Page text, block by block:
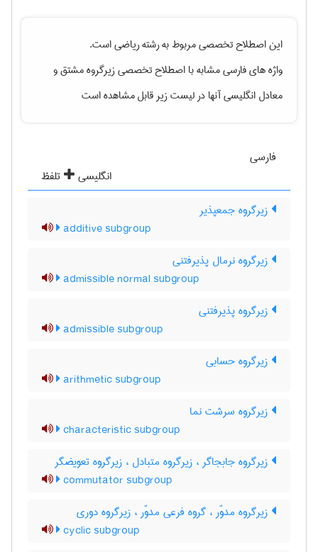
این اصطلاح تخصصی مربوط به رشتهرياضیاست.
واژه های فارسی مشابه با اصطلاح تخصصیزیرگروه مشتقو
معادل انگلیسی آنها در لیست زیر قابل مشاهده است
فارسی
انگلیسی
تلفظ
زیرگروه جمعپذیر
additive subgroup
زیرگروه نرمال پذیرفتنی
admissible normal subgroup
زیرگروه پذیرفتنی
admissible subgroup
زیرگروه حسابی
arithmetic subgroup
زیرگروه سرشت نما
characteristic subgroup
زیرگروه جابجاگر ، زیرگروه متبادل ، زیرگروه تعویضگر
commutator subgroup
زیرگروه مدوّر ، گروه فرعی مدوّر ، زیرگروه دوری
cyclic subgroup